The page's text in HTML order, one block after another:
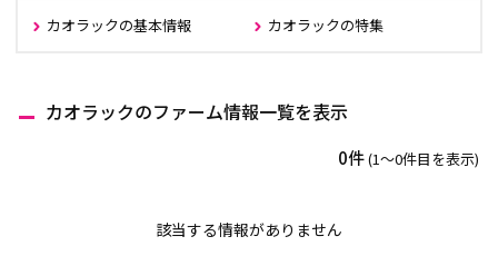
カオラックの基本情報 カオラックの特集
カオラックのファーム情報一覧を表示
0件(1〜0件目を表示)
該当する情報がありません